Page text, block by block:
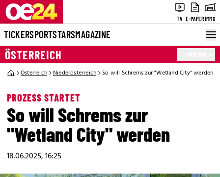
TV E-PAPERIMMO
TICKERSPORTSTARSMAGAZINE
ÖSTERREICH
Österreich Niederösterreich So will Schrems zur "Wetland City" werden
PROZESS STARTET
So will Schrems zur
"Wetland City" werden
18.06.2025, 16:25